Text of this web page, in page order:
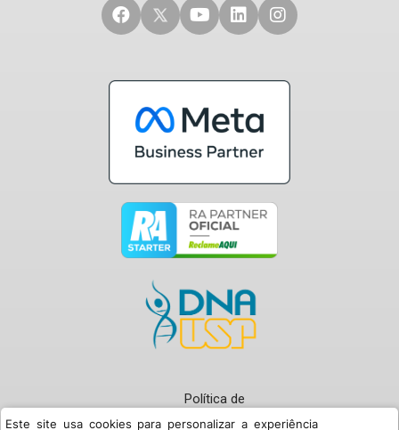
Política de
Privacidade
Este site usa cookies para personalizar a experiência